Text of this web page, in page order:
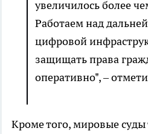
увеличилось более
Работаем над
цифровой
защищать права
оперативно", –
Кроме того, мировые суды